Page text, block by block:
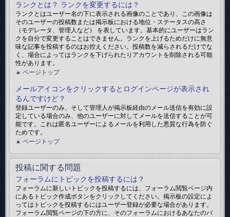
ランクとは？ ランクを変更するには？
ランクとはユーザー名の下に表示される画像のことであり、この画像は
そのユーザーの投稿数または掲示板における地位・ステータスの高さ
（モデレータ、管理人など） を表しています。基本的にユーザーはラン
クを自分で変更することはできません。ランクを上げるためだけに無意
味な記事を投稿するのはお控えください。投稿数を減らされるだけでな
く、場合によってはランクを下げられたりアカウントを削除される可能
性があります。
ページトップ
メールアイコンをクリックするとログインページが表示され
るんですけど？
登録ユーザーのみ、そして管理人が掲示板経由のメール送信を有効に設
定している場合のみ、他のユーザーに対してメールを送信することが可
能です。これは匿名ユーザーによるメールを利用した悪質な行為を防ぐ
ためです。
ページトップ
投稿に関する問題
フォーラムにトピックを投稿するには？
フォーラムに新しいトピックを投稿するには、フォーラム閲覧ページ内
にあるトピック作成ボタンをクリックしてください。掲示板の設定によ
ってはトピックを投稿するにはユーザー登録が必要な場合があります。
フォーラム閲覧ページの下の方に、そのフォーラムにおけるあなたのパ